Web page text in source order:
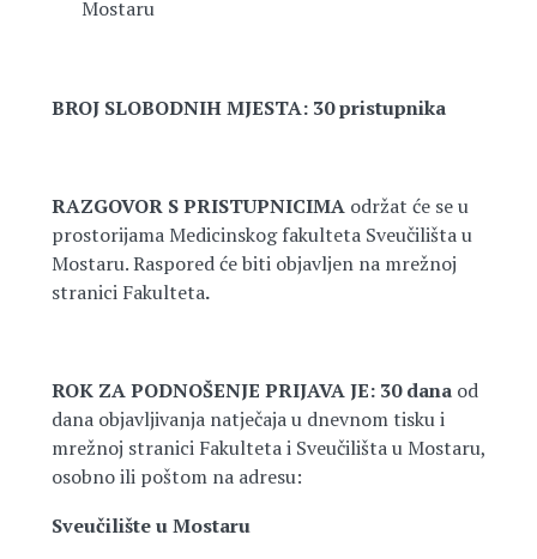
Mostaru
BROJ SLOBODNIH MJESTA: 30 pristupnika
RAZGOVOR S PRISTUPNICIMA održat će se u
prostorijama Medicinskog fakulteta Sveučilišta u
Mostaru. Raspored će biti objavljen na mrežnoj
stranici Fakulteta.
ROK ZA PODNOŠENJE PRIJAVA JE: 30 dana od
dana objavljivanja natječaja u dnevnom tisku i
mrežnoj stranici Fakulteta i Sveučilišta u Mostaru,
osobno ili poštom na adresu:
Sveučilište u Mostaru